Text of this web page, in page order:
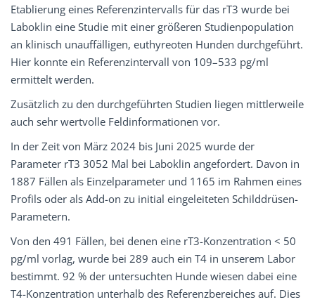
Etablierung eines Referenzintervalls für das rT3 wurde bei
Laboklin eine Studie mit einer größeren Studienpopulation
an klinisch unauffälligen, euthyreoten Hunden durchgeführt.
Hier konnte ein Referenzintervall von 109–533 pg/ml
ermittelt werden.
Zusätzlich zu den durchgeführten Studien liegen mittlerweile
auch sehr wertvolle Feldinformationen vor.
In der Zeit von März 2024 bis Juni 2025 wurde der
Parameter rT3 3052 Mal bei Laboklin angefordert. Davon in
1887 Fällen als Einzelparameter und 1165 im Rahmen eines
Profils oder als Add-on zu initial eingeleiteten Schilddrüsen-
Parametern.
Von den 491 Fällen, bei denen eine rT3-Konzentration < 50
pg/ml vorlag, wurde bei 289 auch ein T4 in unserem Labor
bestimmt. 92 % der untersuchten Hunde wiesen dabei eine
T4-Konzentration unterhalb des Referenzbereiches auf. Dies